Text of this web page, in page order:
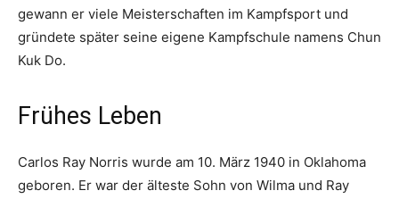
gewann er viele Meisterschaften im Kampfsport und
gründete später seine eigene Kampfschule namens Chun
Kuk Do.
Frühes Leben
Carlos Ray Norris wurde am 10. März 1940 in Oklahoma
geboren. Er war der älteste Sohn von Wilma und Ray